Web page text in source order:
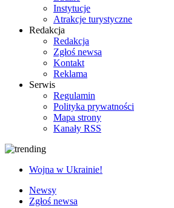
Instytucje
Atrakcje turystyczne
Redakcja
Redakcja
Zgłoś newsa
Kontakt
Reklama
Serwis
Regulamin
Polityka prywatności
Mapa strony
Kanały RSS
Wojna w Ukrainie!
Newsy
Zgłoś newsa